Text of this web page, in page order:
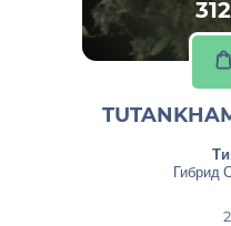
Гибрид